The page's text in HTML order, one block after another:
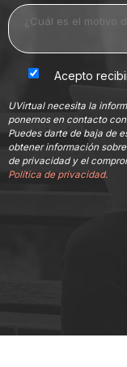
Acepto
UVirtual necesita la
ponernos en contacto
Puedes darte de baja de
obtener información
de privacidad y el
Política de privacidad.